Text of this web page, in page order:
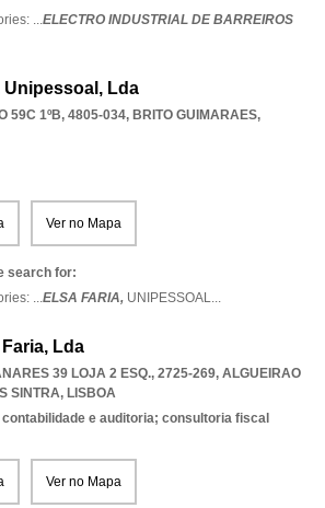
...ELECTRO INDUSTRIAL DE BARREIROS
Unipessoal, Lda
59C 1ºB, 4805-034, BRITO GUIMARAES,
Ver no Mapa
search for:
...ELSA FARIA, UNIPESSOAL...
Lda
39 LOJA 2 ESQ., 2725-269, ALGUEIRAO
SINTRA, LISBOA
e auditoria; consultoria fiscal
Ver no Mapa